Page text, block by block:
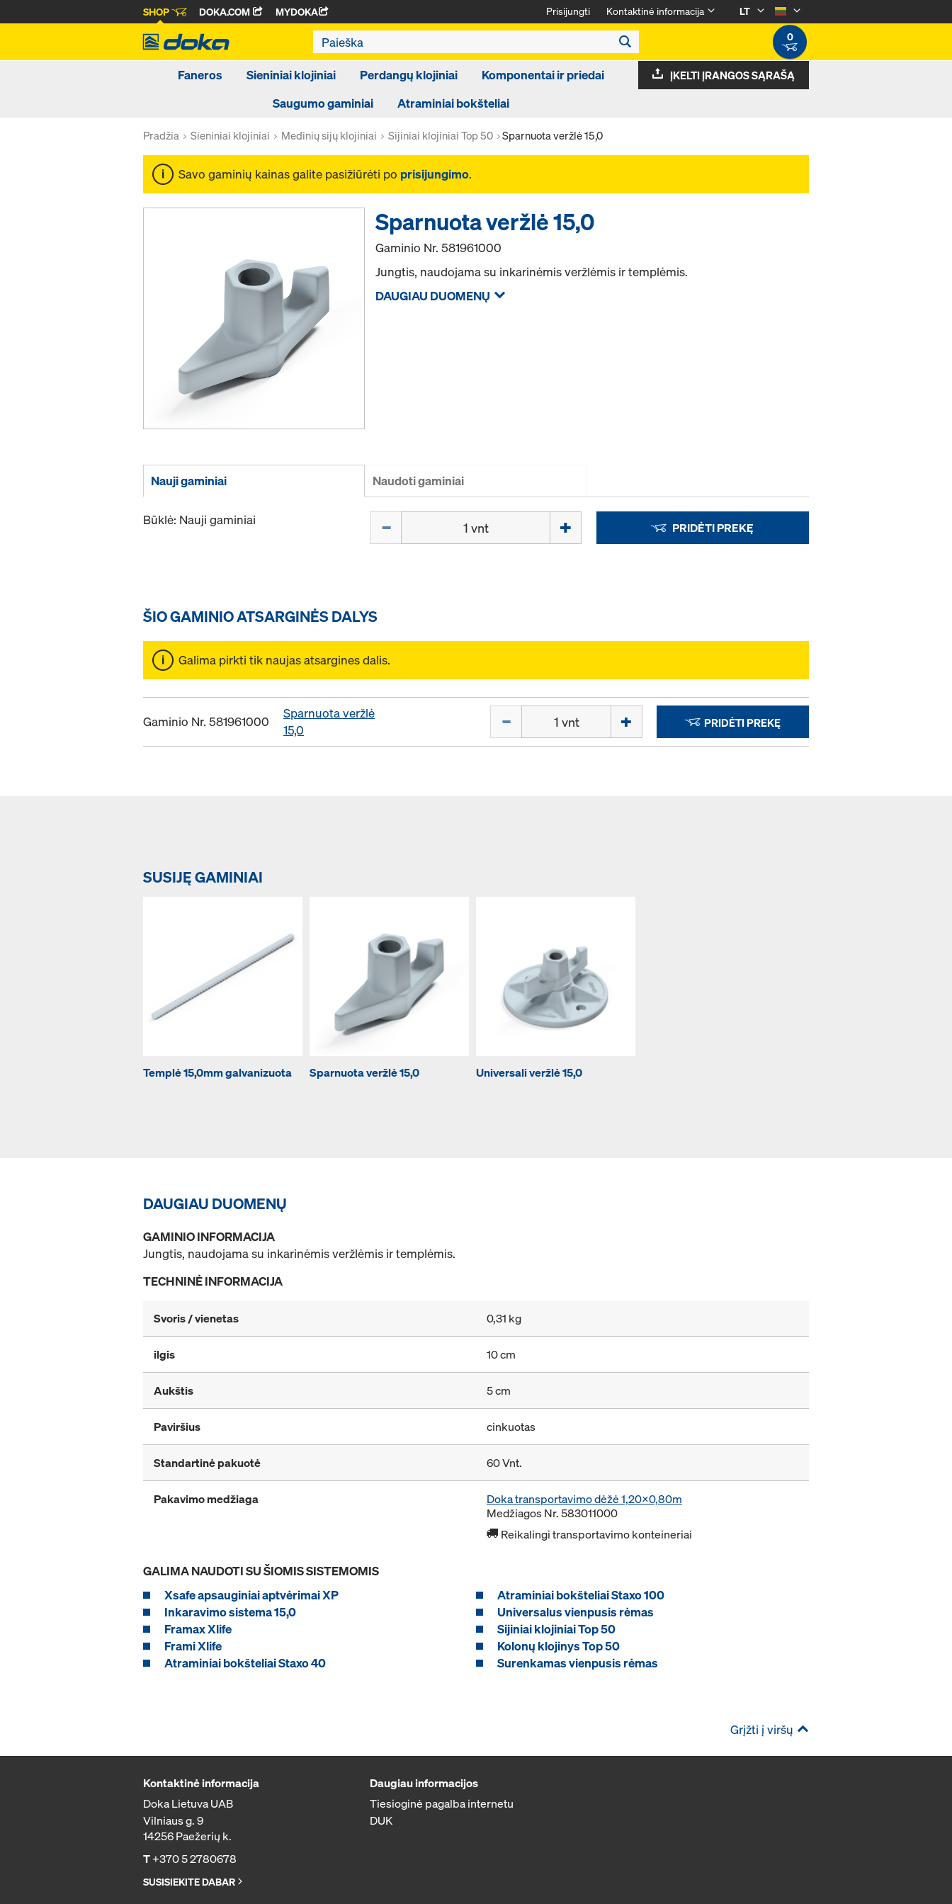
SHOP DOKA.COM MYDOKA Prisijungti Kontaktinė informacija
LT
0
Faneros Sieniniai klojiniai Perdangų klojiniai
Komponentai ir priedai
Saugumo gaminiai
Atraminiai bokšteliai
ĮKELTI ĮRANGOS SĄRAŠĄ
Pradžia Sieniniai klojiniai Medinių sijų klojiniai Sijiniai klojiniai Top 50 Sparnuota veržlė 15,0
Savo gaminių kainas galite pasižiūrėti po prisijungimo.
Sparnuota veržlė 15,0
Gaminio Nr.581961000
Jungtis, naudojama su inkarinėmis veržlėmis ir templėmis.
DAUGIAU DUOMENŲ
Nauji gaminiai Naudoti gaminiai
Būklė: Nauji gaminiai PRIDĖTI PREKĘ
ŠIO GAMINIO ATSARGINĖS DALYS
Galima pirkti tik naujas atsargines dalis.
Gaminio Nr. 581961000
Sparnuota veržlė
15,0
PRIDĖTI PREKĘ
SUSIJĘ GAMINIAI
Templė 15,0mm galvanizuota Sparnuota veržlė 15,0 Universali veržlė 15,0
DAUGIAU DUOMENŲ
GAMINIO INFORMACIJA
Jungtis, naudojama su inkarinėmis veržlėmis ir templėmis.
TECHNINĖ INFORMACIJA
Svoris / vienetas 0,31 kg
ilgis 10 cm
Aukštis 5 cm
Paviršius cinkuotas
Standartinė pakuotė 60 Vnt.
Pakavimo medžiaga
Doka transportavimo dėžė 1,20x0,80m
Medžiagos Nr. 583011000
Reikalingi transportavimo konteineriai
GALIMA NAUDOTI SU ŠIOMIS SISTEMOMIS
Xsafe apsauginiai aptvėrimai XP
Atraminiai bokšteliai Staxo 100
Inkaravimo sistema 15,0
Universalus vienpusis rėmas
Framax Xlife
Sijiniai klojiniai Top 50
Frami Xlife
Kolonų klojinys Top 50
Atraminiai bokšteliai Staxo 40
Surenkamas vienpusis rėmas
Grįžti į viršų
Kontaktinė informacija
Doka Lietuva UAB
Vilniaus g. 9
14256 Paežerių k.
T+370 5 2780678
SUSISIEKITE DABAR
Daugiau informacijos
Tiesioginė pagalba internetu
DUK